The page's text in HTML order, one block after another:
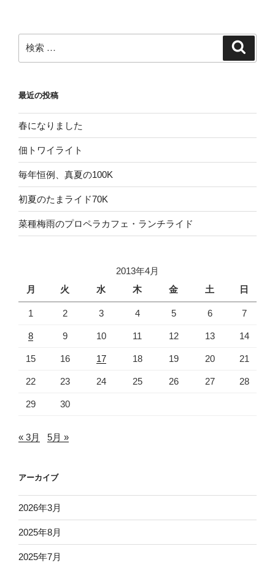
索:
最近の投稿
春になりました
佃トワイライト
毎年恒例、真夏の100K
初夏のたまライド70K
菜種梅雨のプロペラカフェ・ランチライド
2013年4月
月
火 水 木 金 土 日
1 2 3 4 5 6 7
8 9 10 11 12 13 14
15 16 17 18 19 20 21
22 23 24 25 26 27 28
29 30
« 3月 5月 »
アーカイブ
2026年3月
2025年8月
2025年7月